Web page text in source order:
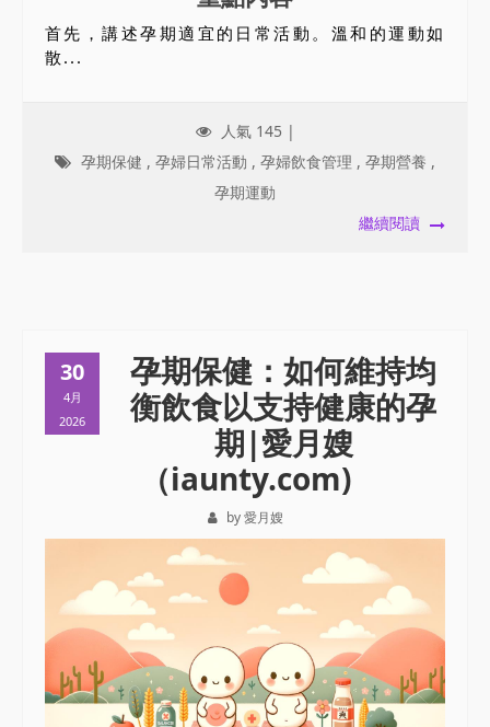
首先，講述孕期適宜的日常活動。溫和的運動如
散...
人氣 145 |
孕期保健 , 孕婦日常活動 , 孕婦飲食管理 , 孕期營養 ,
孕期運動
繼續閱讀
30
4月
2026
孕期保健：如何維持均
衡飲食以支持健康的孕
期|愛月嫂
（iaunty.com)
by 愛月嫂